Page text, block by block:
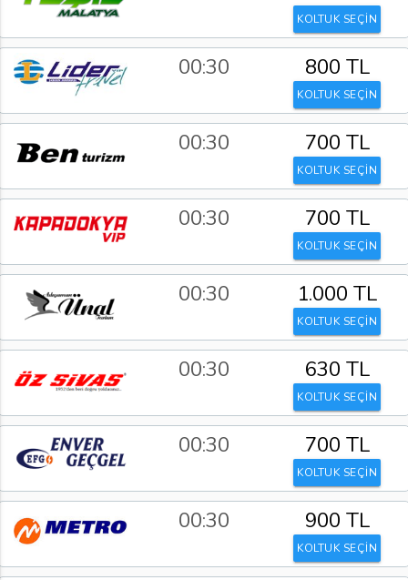
KOLTUK SEÇİN
00:30 800 TL
KOLTUK SEÇİN
00:30 700 TL
KOLTUK SEÇİN
00:30 700 TL
KOLTUK SEÇİN
00:30 1.000 TL
KOLTUK SEÇİN
00:30 630 TL
KOLTUK SEÇİN
00:30 700 TL
KOLTUK SEÇİN
00:30 900 TL
KOLTUK SEÇİN